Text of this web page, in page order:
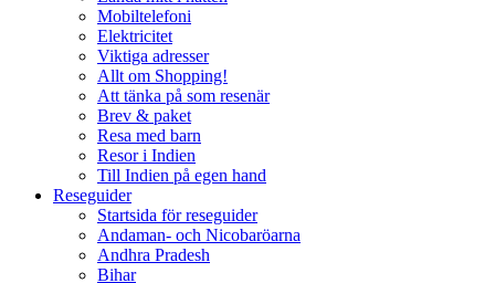
Mobiltelefoni
Elektricitet
Viktiga adresser
Allt om Shopping!
Att tänka på som resenär
Brev & paket
Resa med barn
Resor i Indien
Till Indien på egen hand
Reseguider
Startsida för reseguider
Andaman- och Nicobaröarna
Andhra Pradesh
Bihar